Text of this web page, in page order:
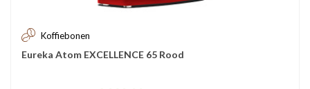
Koffiebonen
Eureka Atom EXCELLENCE 65 Rood